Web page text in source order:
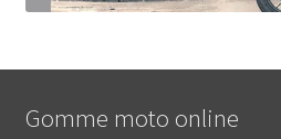
Gomme moto online